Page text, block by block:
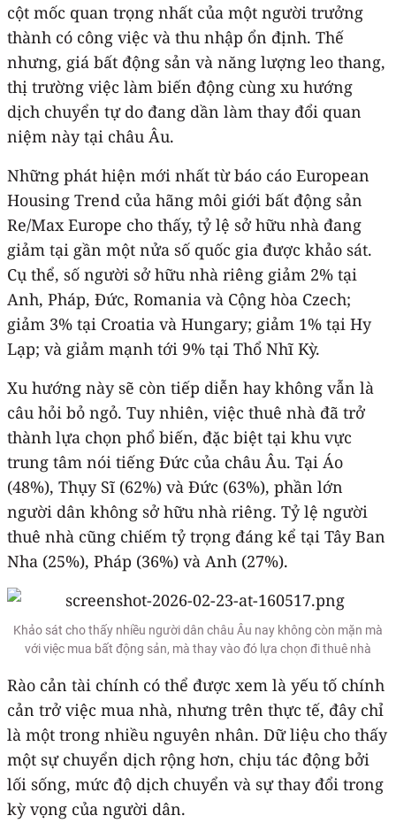
cột mốc quan trọng nhất của một người trưởng
thành có công việc và thu nhập ổn định. Thế
nhưng, giá bất động sản và năng lượng leo thang,
thị trường việc làm biến động cùng xu hướng
dịch chuyển tự do đang dần làm thay đổi quan
niệm này tại châu Âu.
Những phát hiện mới nhất từ báo cáo European
Housing Trend của hãng môi giới bất động sản
Re/Max Europe cho thấy, tỷ lệ sở hữu nhà đang
giảm tại gần một nửa số quốc gia được khảo sát.
Cụ thể, số người sở hữu nhà riêng giảm 2% tại
Anh, Pháp, Đức, Romania và Cộng hòa Czech;
giảm 3% tại Croatia và Hungary; giảm 1% tại Hy
Lạp; và giảm mạnh tới 9% tại Thổ Nhĩ Kỳ.
Xu hướng này sẽ còn tiếp diễn hay không vẫn là
câu hỏi bỏ ngỏ. Tuy nhiên, việc thuê nhà đã trở
thành lựa chọn phổ biến, đặc biệt tại khu vực
trung tâm nói tiếng Đức của châu Âu. Tại Áo
(48%), Thụy Sĩ (62%) và Đức (63%), phần lớn
người dân không sở hữu nhà riêng. Tỷ lệ người
thuê nhà cũng chiếm tỷ trọng đáng kể tại Tây Ban
Nha (25%), Pháp (36%) và Anh (27%).
Khảo sát cho thấy nhiều người dân châu Âu nay không còn mặn mà
với việc mua bất động sản, mà thay vào đó lựa chọn đi thuê nhà
Rào cản tài chính có thể được xem là yếu tố chính
cản trở việc mua nhà, nhưng trên thực tế, đây chỉ
là một trong nhiều nguyên nhân. Dữ liệu cho thấy
một sự chuyển dịch rộng hơn, chịu tác động bởi
lối sống, mức độ dịch chuyển và sự thay đổi trong
kỳ vọng của người dân.